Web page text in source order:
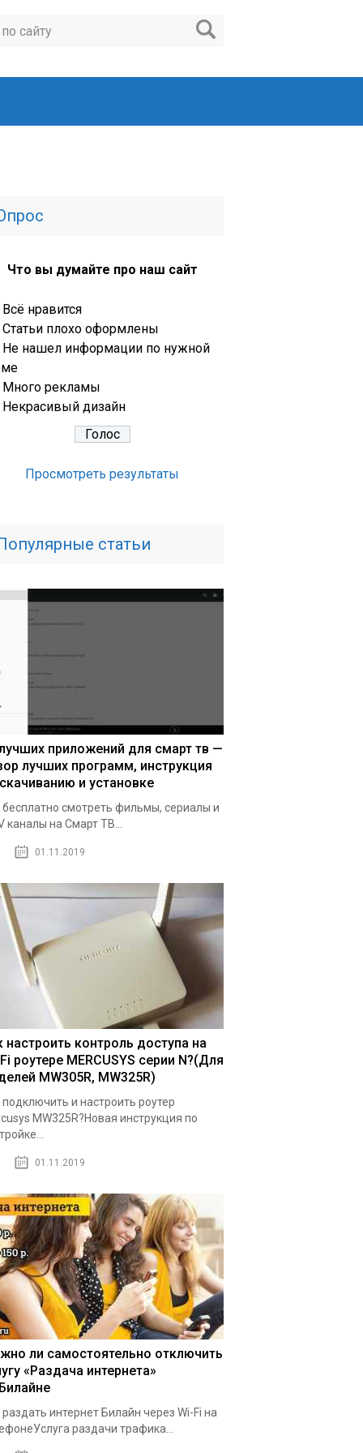
Что вы думайте про наш сайт
Всё нравится
Статьи плохо оформлены
Не нашел информации по нужной
Много рекламы
Некрасивый дизайн
Просмотреть результаты
статьи
приложений для смарт тв —
лучших программ, инструкция
и установке
бесплатно смотреть фильмы, сериалы и
каналы на Смарт ТВ...
01.11.2019
настроить контроль доступа на
роутере MERCUSYS серии N?(Для
MW305R, MW325R)
подключить и настроить роутер
MW325R?Новая инструкция по
01.11.2019
ли самостоятельно отключить
«Раздача интернета»
раздать интернет Билайн через Wi-Fi на
раздачи трафика...